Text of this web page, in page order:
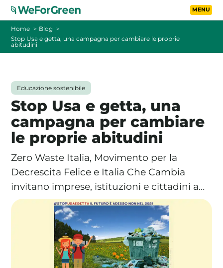
Vai al contenuto
TARIFFE
FOTOVOLTAICO A DISTANZA
FAQ
BLOG
CONTATTI
PASSA A WEFORGREEN
Home
Blog
Stop Usa e getta, una campagna per cambiare le proprie
abitudini
Educazione sostenibile
Stop Usa e getta, una
campagna per cambiare
le proprie abitudini
Zero Waste Italia, Movimento per la
Decrescita Felice e Italia Che Cambia
invitano imprese, istituzioni e cittadini a…